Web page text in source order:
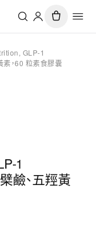
GLP-1
素，60 粒素食膠囊
1
鹼、五羥黃